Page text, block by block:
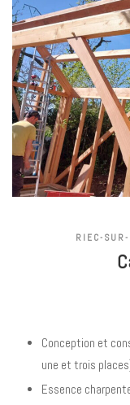
RIEC-
Conception et
une et trois
Essence